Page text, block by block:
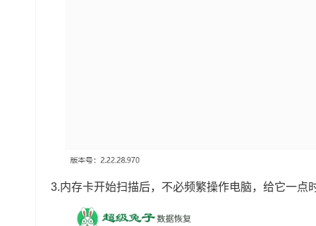
3.内存卡开始扫描后，不必频繁操作电脑，给它一